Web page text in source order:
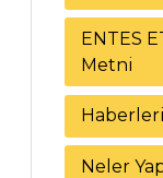
ENTES
Metni
Neler